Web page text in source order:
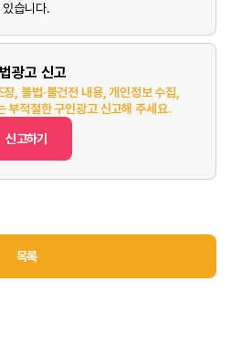
있습니다.
광고 신고
, 불법·불건전 내용, 개인정보 수집,
부적절한 구인광고 신고해 주세요.
신고하기
목록